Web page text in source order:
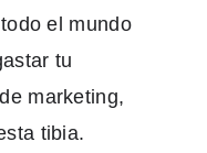
el mundo
tu
marketing,
tibia.